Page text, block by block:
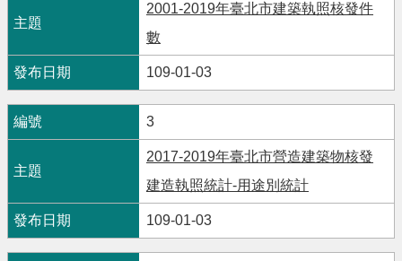
2001-2019年臺北市建築執照核發件
數
109-01-03
3
2017-2019年臺北市營造建築物核發
建造執照統計-用途別統計
109-01-03